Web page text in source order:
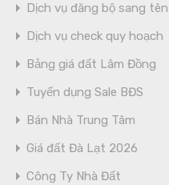
Dịch vụ đăng bộ sang tên
Dịch vụ check quy hoạch
Bảng giá đất Lâm Đồng
Tuyển dụng Sale BĐS
Bán Nhà Trung Tâm
Giá đất Đà Lạt 2026
Công Ty Nhà Đất